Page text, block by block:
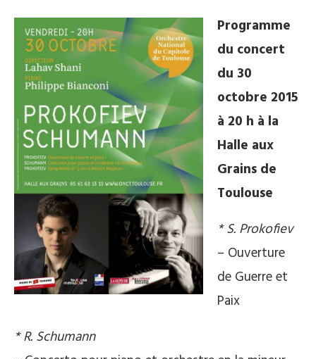
Programme
du concert
du 30
octobre 2015
à 20 h à la
Halle aux
Grains de
Toulouse
* S. Prokofiev
– Ouverture
de Guerre et
Paix
* R. Schumann